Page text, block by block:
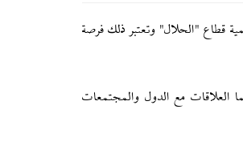
قطاع "الحلال" وتعتبر ذلك فرصة
العلاقات مع الدول والمجتمعات